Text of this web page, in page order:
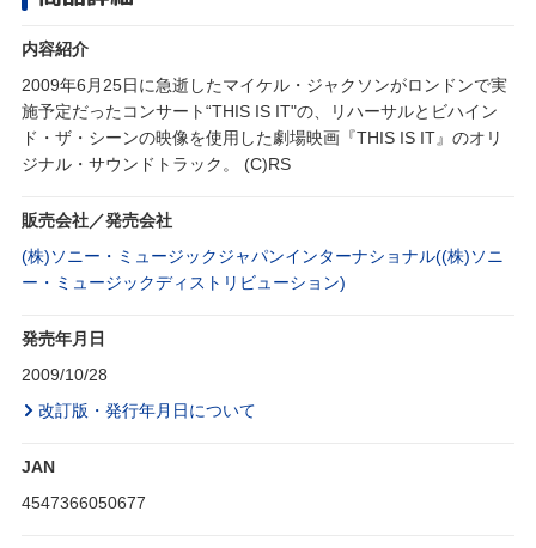
内容紹介
2009年6月25日に急逝したマイケル・ジャクソンがロンドンで実
施予定だったコンサート“THIS IS IT"の、リハーサルとビハイン
ド・ザ・シーンの映像を使用した劇場映画『THIS IS IT』のオリ
ジナル・サウンドトラック。 (C)RS
販売会社／発売会社
(株)ソニー・ミュージックジャパンインターナショナル((株)ソニ
ー・ミュージックディストリビューション)
発売年月日
2009/10/28
改訂版・発行年月日について
JAN
4547366050677